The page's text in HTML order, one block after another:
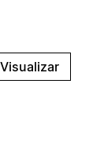
Visualizar